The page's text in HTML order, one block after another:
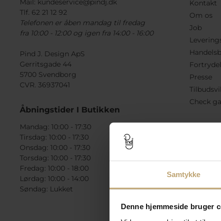
Samtykke
Denne hjemmeside bruger
Mail: kundeservice@pindj.dk
Tlf. 62 21 12 92
Telefonen er åben mandag til fredag
fra 10:00 - 12:00 og igen fra 14:00 - 16:00
Pind J. Design ApS
Gerritsgade 44
5700 Svendborg
CVR. 36937041
Åbningstider I Butikken
Mandag: 10:00 - 17:30
Tirsdag: 10:00 - 17:30
Onsdag: 10:00 - 17:30
Torsdag: 10:00 - 17:30
Fredag: 10:00 - 18:00
Lørdag: 10:00 - 14:00
Søndag: Lukket
Kontakt
Om os
Job
Presse
Check